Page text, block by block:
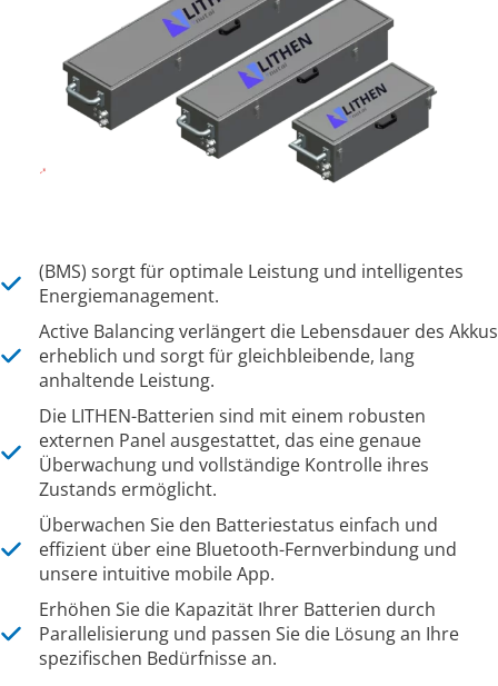
(BMS) sorgt für optimale Leistung und intelligentes
Energiemanagement.
Active Balancing verlängert die Lebensdauer des Akkus
erheblich und sorgt für gleichbleibende, lang
anhaltende Leistung.
Die LITHEN-Batterien sind mit einem robusten
externen Panel ausgestattet, das eine genaue
Überwachung und vollständige Kontrolle ihres
Zustands ermöglicht.
Überwachen Sie den Batteriestatus einfach und
effizient über eine Bluetooth-Fernverbindung und
unsere intuitive mobile App.
Erhöhen Sie die Kapazität Ihrer Batterien durch
Parallelisierung und passen Sie die Lösung an Ihre
spezifischen Bedürfnisse an.